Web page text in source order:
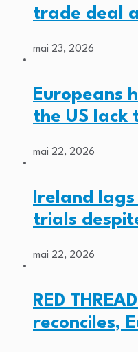
trade deal
mai 23, 2026
Europeans
the US lack
mai 22, 2026
Ireland lags
trials
mai 22, 2026
RED
reconciles,